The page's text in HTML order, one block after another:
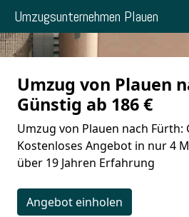
Umzugsunternehmen Plauen
Umzug von Plauen
Günstig ab 186 €
Umzug von Plauen nach Fürth:
Kostenloses Angebot in nur 4
über 19 Jahren Erfahrung
Angebot einholen